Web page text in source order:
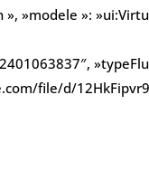
»modele »:
file/d/